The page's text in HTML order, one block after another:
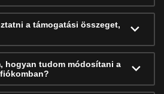
a támogatási összeget,
hogyan tudom módosítani a